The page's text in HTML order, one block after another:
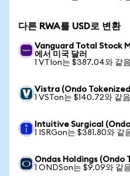
다른 RWA를 USD로 변환
Vanguard Total Stock
에서 미국 달러
1 VTIon는 $387.04와 같음
Vistra (Ondo
1 VSTon는 $140.72와 같음
Intuitive Surgical (Ondo
1 ISRGon는 $381.80와 같
Ondas Holdings (Ondo
1 ONDSon는 $9.09와 같